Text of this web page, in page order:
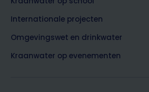
Internationale projecten
Omgevingswet en drinkwater
Kraanwater op evenementen